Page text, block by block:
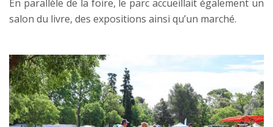
En parallèle de la foire, le parc accueillait également un
salon du livre, des expositions ainsi qu’un marché.